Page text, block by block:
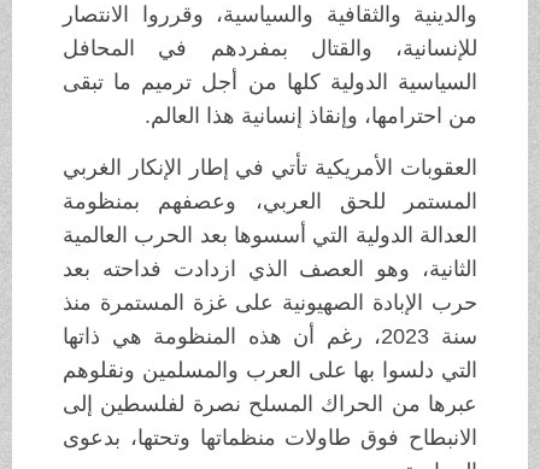
والدينية والثقافية والسياسية، وقرروا الانتصار
للإنسانية، والقتال بمفردهم في المحافل
السياسية الدولية كلها من أجل ترميم ما تبقى
من احترامها، وإنقاذ إنسانية هذا العالم.
العقوبات الأمريكية تأتي في إطار الإنكار الغربي
المستمر للحق العربي، وعصفهم بمنظومة
العدالة الدولية التي أسسوها بعد الحرب العالمية
الثانية، وهو العصف الذي ازدادت فداحته بعد
حرب الإبادة الصهيونية على غزة المستمرة منذ
سنة 2023، رغم أن هذه المنظومة هي ذاتها
التي دلسوا بها على العرب والمسلمين ونقلوهم
عبرها من الحراك المسلح نصرة لفلسطين إلى
الانبطاح فوق طاولات منظماتها وتحتها، بدعوى